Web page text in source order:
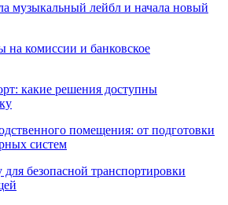
музыкальный лейбл и начала новый
на комиссии и банковское
какие решения доступны
помещения: от подготовки
систем
безопасной транспортировки